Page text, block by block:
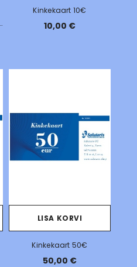
Kinkekaart 10€
10,00 €
LISA KORVI
Kinkekaart 50€
50,00 €